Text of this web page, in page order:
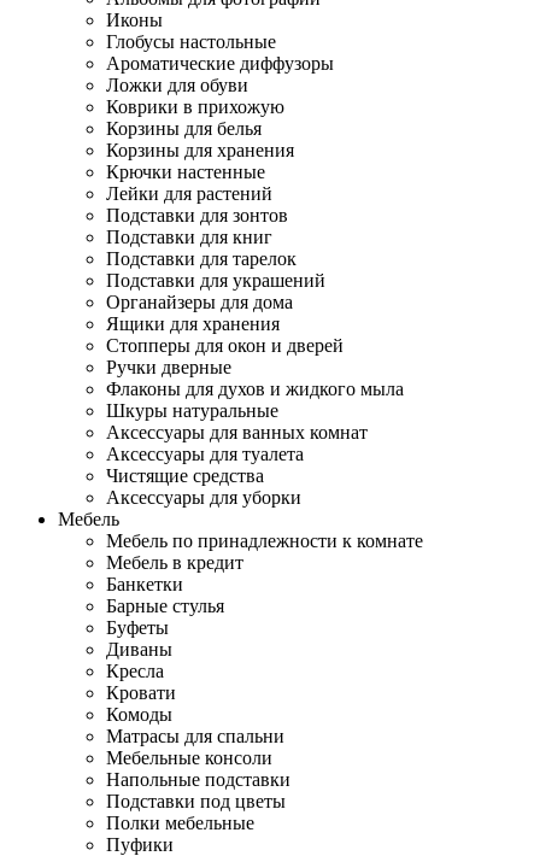
Иконы
Глобусы настольные
Ароматические диффузоры
Ложки для обуви
Коврики в прихожую
Корзины для белья
Корзины для хранения
Крючки настенные
Лейки для растений
Подставки для зонтов
Подставки для книг
Подставки для тарелок
Подставки для украшений
Органайзеры для дома
Ящики для хранения
Стопперы для окон и дверей
Ручки дверные
Флаконы для духов и жидкого мыла
Шкуры натуральные
Аксессуары для ванных комнат
Аксессуары для туалета
Чистящие средства
Аксессуары для уборки
Мебель
Мебель по принадлежности к комнате
Мебель в кредит
Банкетки
Барные стулья
Буфеты
Диваны
Кресла
Кровати
Комоды
Матрасы для спальни
Мебельные консоли
Напольные подставки
Подставки под цветы
Полки мебельные
Пуфики